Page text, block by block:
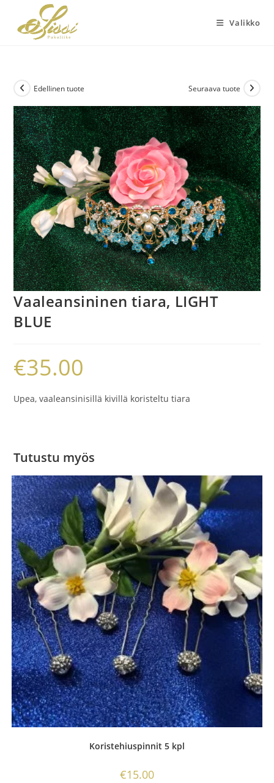
suoraan
sisältöön
Valikko
Edellinen tuote Seuraava tuote
Vaaleansininen tiara, LIGHT
BLUE
€35.00
Upea, vaaleansinisillä kivillä koristeltu tiara
Tutustu myös
Koristehiuspinnit 5 kpl
€15.00